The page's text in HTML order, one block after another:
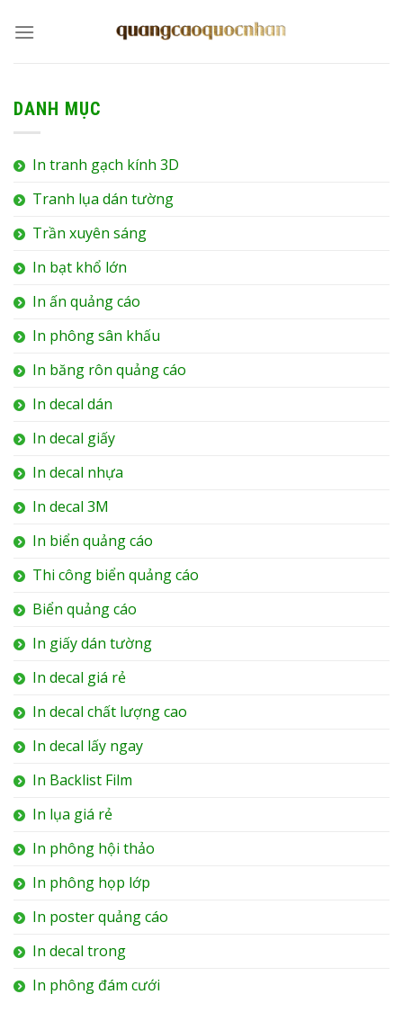
đến
DANH MỤC
In tranh gạch kính 3D
Tranh lụa dán tường
Trần xuyên sáng
In bạt khổ lớn
In ấn quảng cáo
In phông sân khấu
In băng rôn quảng cáo
In decal dán
In decal giấy
In decal nhựa
In decal 3M
In biển quảng cáo
Thi công biển quảng cáo
Biển quảng cáo
In giấy dán tường
In decal giá rẻ
In decal chất lượng cao
In decal lấy ngay
In Backlist Film
In lụa giá rẻ
In phông hội thảo
In phông họp lớp
In poster quảng cáo
In decal trong
In phông đám cưới